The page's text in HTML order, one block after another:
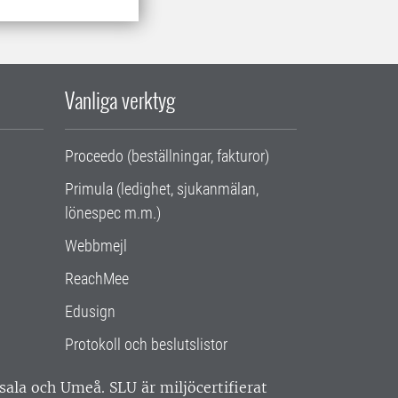
Vanliga verktyg
Proceedo (beställningar, fakturor)
Primula (ledighet, sjukanmälan,
lönespec m.m.)
Webbmejl
ReachMee
Edusign
Protokoll och beslutslistor
och Umeå. SLU är miljöcertifierat